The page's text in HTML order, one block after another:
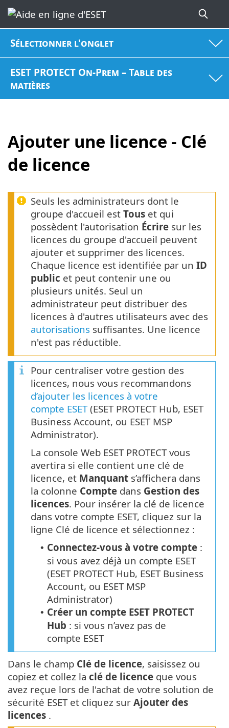
Sélectionner l'onglet
ESET PROTECT On-Prem – Table des
matières
Ajouter une licence - Clé
de licence
Seuls les administrateurs dont le
groupe d'accueil est Tous et qui
possèdent l'autorisation Écrire sur les
licences du groupe d'accueil peuvent
ajouter et supprimer des licences.
Chaque licence est identifiée par un ID
public et peut contenir une ou
plusieurs unités. Seul un
administrateur peut distribuer des
licences à d'autres utilisateurs avec des
autorisations suffisantes. Une licence
n'est pas réductible.
Pour centraliser votre gestion des
licences, nous vous recommandons
d’ajouter les licences à votre
compte ESET(ESET PROTECT Hub, ESET
Business Account, ou ESET MSP
Administrator).
La console Web ESET PROTECT vous
avertira si elle contient une clé de
licence, et Manquant s’affichera dans
la colonne Compte dans Gestion des
licences. Pour insérer la clé de licence
dans votre compte ESET, cliquez sur la
ligne Clé de licence et sélectionnez :
• Connectez-vous à votre compte :
si vous avez déjà un compte ESET
(ESET PROTECT Hub, ESET Business
Account, ou ESET MSP
Administrator)
• Créer un compte ESET PROTECT
Hub : si vous n’avez pas de
compte ESET
Dans le champ Clé de licence, saisissez ou
copiez et collez la clé de licence que vous
avez reçue lors de l'achat de votre solution de
sécurité ESET et cliquez sur Ajouter des
licences .